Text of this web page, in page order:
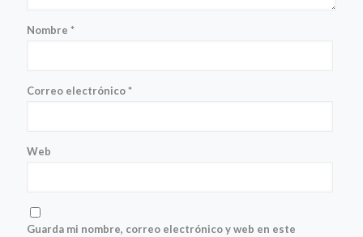
Nombre *
Correo electrónico*
Web
Guarda mi nombre, correo electrónico y web en este